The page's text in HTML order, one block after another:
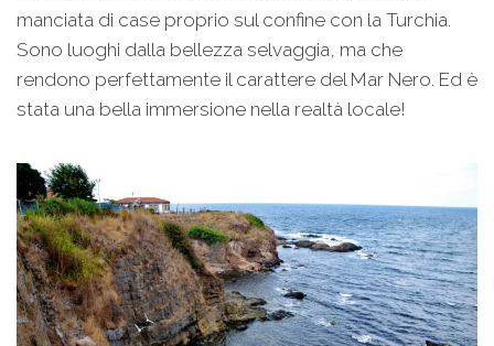
manciata di case proprio sul confine con la Turchia.
Sono luoghi dalla bellezza selvaggia, ma che
rendono perfettamente il carattere del Mar Nero. Ed è
stata una bella immersione nella realtà locale!